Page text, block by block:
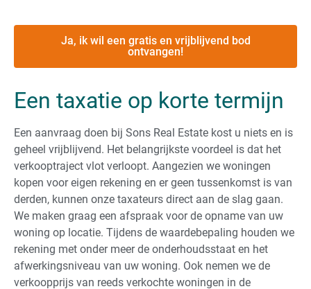
Ja, ik wil een gratis en vrijblijvend bod
ontvangen!
Een taxatie op korte termijn
Een aanvraag doen bij Sons Real Estate kost u niets en is
geheel vrijblijvend. Het belangrijkste voordeel is dat het
verkooptraject vlot verloopt. Aangezien we woningen
kopen voor eigen rekening en er geen tussenkomst is van
derden, kunnen onze taxateurs direct aan de slag gaan.
We maken graag een afspraak voor de opname van uw
woning op locatie. Tijdens de waardebepaling houden we
rekening met onder meer de onderhoudsstaat en het
afwerkingsniveau van uw woning. Ook nemen we de
verkoopprijs van reeds verkochte woningen in de